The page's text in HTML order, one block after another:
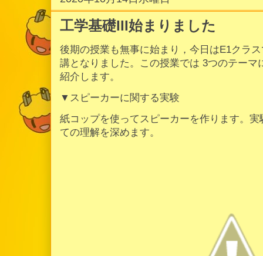
工学基礎III始まりました
後期の授業も無事に始まり，今日はE1クラ
講となりました。この授業では 3つのテーマ
紹介します。
▼スピーカーに関する実験
紙コップを使ってスピーカーを作ります。
ての理解を深めます。